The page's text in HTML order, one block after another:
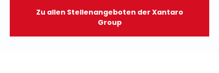
Zu allen Stellenangeboten der Xantaro
Group